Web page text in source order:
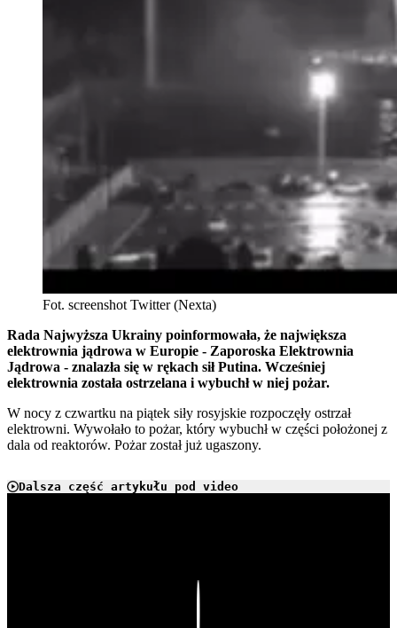
Fot. screenshot Twitter (Nexta)
Rada Najwyższa Ukrainy poinformowała, że największa
elektrownia jądrowa w Europie - Zaporoska Elektrownia
Jądrowa - znalazła się w rękach sił Putina. Wcześniej
elektrownia została ostrzelana i wybuchł w niej pożar.
W nocy z czwartku na piątek siły rosyjskie rozpoczęły ostrzał
elektrowni. Wywołało to pożar, który wybuchł w części położonej z
dala od reaktorów. Pożar został już ugaszony.
Dalsza część artykułu pod video